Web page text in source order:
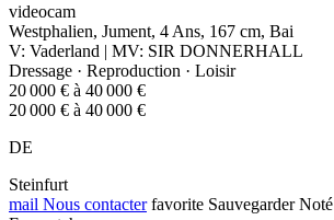
videocam
Westphalien, Jument, 4 Ans, 167 cm, Bai
V: Vaderland | MV: SIR DONNERHALL
Dressage · Reproduction · Loisir
20 000 € à 40 000 €
20 000 € à 40 000 €
DE
Steinfurt
mail Nous contacter favorite Sauvegarder Noté